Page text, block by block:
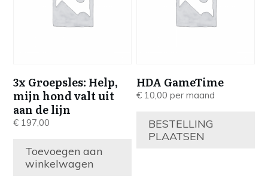
3x Groepsles: Help,
mijn hond valt uit
aan de lijn
€ 197,00
Toevoegen aan
winkelwagen
HDA GameTime
€ 10,00 per maand
BESTELLING
PLAATSEN